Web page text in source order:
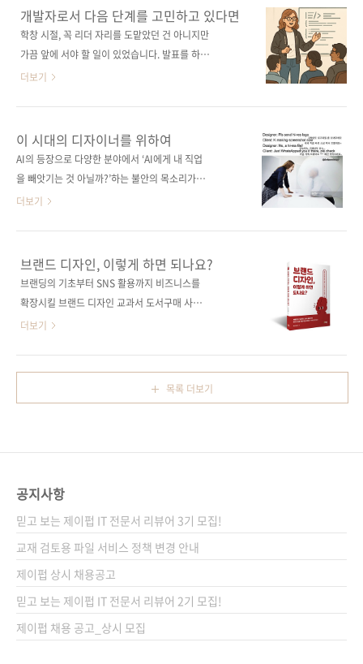
요는 없습니다. 각자의 역할에 따라 익혀야 하는
기능도 자연스럽게 달라지기 때문입니다. 기획
자는 아이디어를 구조화하고 화면 흐름을 잡는
데 필요한 최..
과 프로젝트를 함께 설계할 수 있는 리드 개발자
를 간절히 찾고 있다. 이 책은 개발자에서 팀을
이끄는 리드 개발자로 성장하기 위한 실전 가이
과의 소통, 팀 멘토링, 건설적인 피드백 전달까지
핵심 역량을 담았다. 한국어판 부록에는 한국 리
리와 실질적인 조언을 함께 전한다. 리드 개발자
로서 팀의 중심이 되어 성과를 이끌고 싶은 모든
개발자를 위한 필독서다. 도서구매 사이트(가나
다순)..
개발자로서 다음 단계를 고민하고 있다면
학창 시절, 꼭 리더 자리를 도맡았던 건 아니지만
가끔 앞에 서야 할 일이 있었습니다. 발표를 하거
나 팀플을 이끄는 일이 아주 낯설지는 않았죠. 그
일이라 생각해본 적도 없습니다. 굉장히 막중한
책임감으로 머리를 싸맸던 기억이 있습니다. 이
번에 제이펍에서 출간하는 《리드 개발자로 가
어떻게 준비할 수 있는지, 그 과정을 구체적으로
보여주는 책입니다. 기술적인 역량은 물론이고,
정을 이해하고 관계를 정돈하는 법까지 다루며,
‘리더십’이란 타고나는 성격이 아니라 훈련 가능
한 능력이라는 걸 자연스럽게 느낄 수 있습니다.
..
더보기
이 시대의 디자이너를 위하여
AI의 등장으로 다양한 분야에서 ‘AI에게 내 직업
을 빼앗기는 것 아닐까?’하는 불안의 목소리가
들려옵니다. 특히 창작의 영역에서 생성형
랜드 정체성 구축까지 다양한 디자인 영역을 휩
쓸고 있다고 해도 과언이 아닙니다. 그렇다고 손
을 놓고 있을 수만 없죠. 이런 격변의 시기, 고
기 위해’ 앞으로 디자이너가 갖추어야 할 덕목은
무엇일까요? 지난 12월 일본의 한 사전 편집위
원회가 꼽은 2024년 신어(新語) 중에 ‘언어
화’라는 단어가 대상을 수상했습니다. ‘언어화’란
더보기
브랜드 디자인, 이렇게 하면 되나요?
브랜딩의 기초부터 SNS 활용까지 비즈니스를
확장시킬 브랜드 디자인 교과서 도서구매 사이
트(가나다순) [교보문고] [도서11번가] [알라딘]
[예스이십사] 출판사 제이펍도서명 브랜드 디자
인, 이렇게 하면 되나요? 부제목 브랜딩의 기초
제 본 무선(soft cover)정 가 20,000원ISBN
979-11-93926-75-8 (13650) 키워드 브랜딩,
브랜드, 디자인감각, 퍼스널브랜딩, 스몰브..
더보기
목록 더보기
공지사항
믿고 보는 제이펍 IT 전문서 리뷰어 3기 모집!
교재 검토용 파일 서비스 정책 변경 안내
제이펍 상시 채용공고
믿고 보는 제이펍 IT 전문서 리뷰어 2기 모집!
제이펍 채용 공고_상시 모집